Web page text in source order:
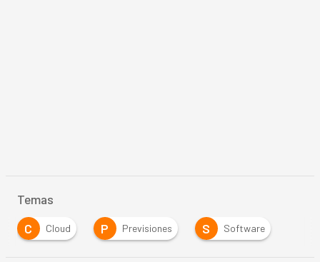
Temas
C
Cloud P Previsiones S Software